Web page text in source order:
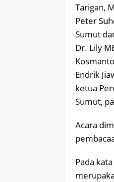
Tarigan,
Peter
Sumut
Dr. Lily
Endrik
ketua
Sumut,
Acara
Pada